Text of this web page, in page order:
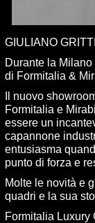
GIULIANO
Durante la
di Formitalia &
Il nuovo
Formitalia e
essere un
capannone
entusiasma
punto di forza e
Molte le novità e
quadri e la sua
Formitalia Luxury